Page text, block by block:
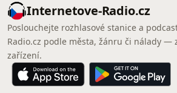
Internetove-Radio.cz
Poslouchejte rozhlasové stanice a
Radio.cz podle města, žánru či nálady —
zařízení.